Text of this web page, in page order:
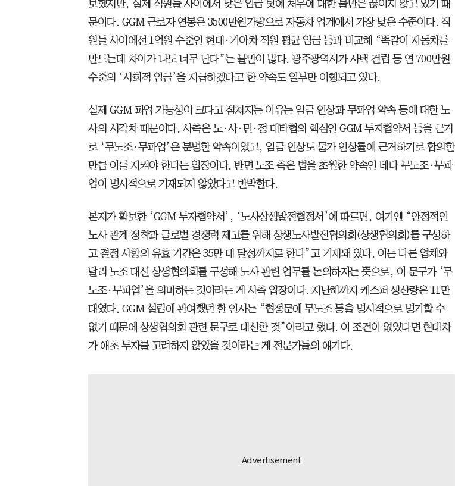
보했지만, 실제 직원들 사이에서 낮은 임금 탓에 처우에 대한 불만은 끊이지 않고 있기 때
문이다. GGM 근로자 연봉은 3500만원가량으로 자동차 업계에서 가장 낮은 수준이다. 직
원들 사이에선 1억원 수준인 현대·기아차 직원 평균 임금 등과 비교해 “똑같이 자동차를
만드는데 차이가 나도 너무 난다”는 불만이 많다. 광주광역시가 사택 건립 등 연 700만원
수준의 ‘사회적 임금’을 지급하겠다고 한 약속도 일부만 이행되고 있다.
실제 GGM 파업 가능성이 크다고 점쳐지는 이유는 임금 인상과 무파업 약속 등에 대한 노
사의 시각차 때문이다. 사측은 노·사·민·정 대타협의 핵심인 GGM 투자협약서 등을 근거
로 ‘무노조·무파업’은 분명한 약속이었고, 임금 인상도 물가 인상률에 근거하기로 합의한
만큼 이를 지켜야 한다는 입장이다. 반면 노조 측은 법을 초월한 약속인 데다 무노조·무파
업이 명시적으로 기재되지 않았다고 반박한다.
본지가 확보한 ‘GGM 투자협약서’, ‘노사상생발전협정서’에 따르면, 여기엔 “안정적인
노사 관계 정착과 글로벌 경쟁력 제고를 위해 상생노사발전협의회(상생협의회)를 구성하
고 결정 사항의 유효 기간은 35만 대 달성까지로 한다”고 기재돼 있다. 이는 다른 업체와
달리 노조 대신 상생협의회를 구성해 노사 관련 업무를 논의하자는 뜻으로, 이 문구가 ‘무
노조·무파업’을 의미하는 것이라는 게 사측 입장이다. 지난해까지 캐스퍼 생산량은 11만
대였다. GGM 설립에 관여했던 한 인사는 “협정문에 무노조 등을 명시적으로 명기할 수
없기 때문에 상생협의회 관련 문구로 대신한 것”이라고 했다. 이 조건이 없었다면 현대차
가 애초 투자를 고려하지 않았을 것이라는 게 전문가들의 얘기다.